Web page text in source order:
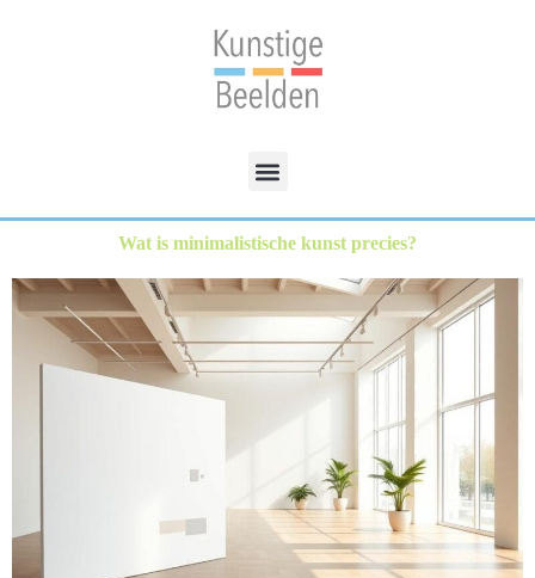
Wat is minimalistische kunst precies?